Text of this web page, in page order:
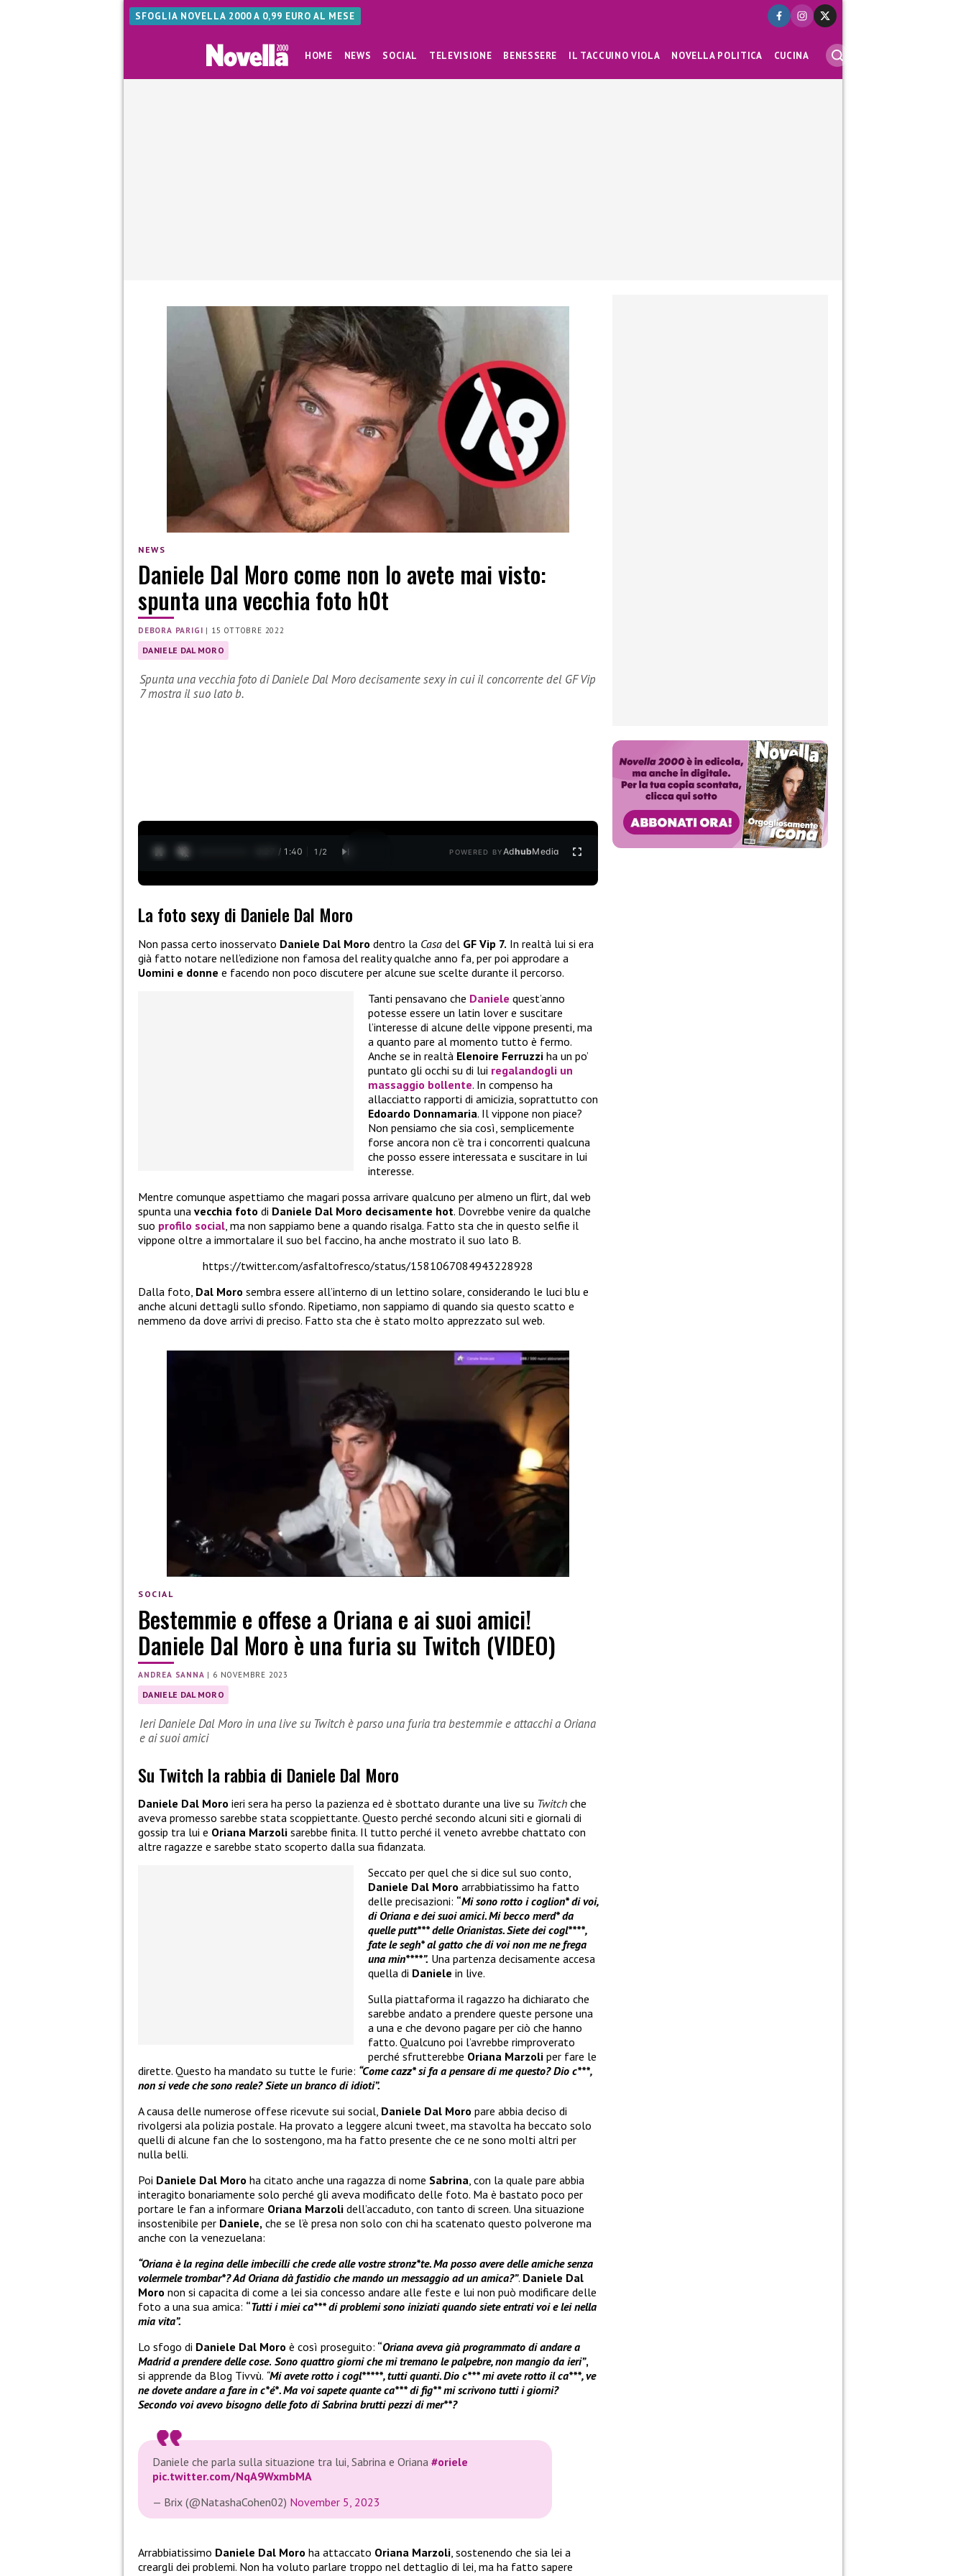
SFOGLIA NOVELLA 2000 A 0,99 EURO AL MESE
HOME NEWS SOCIAL TELEVISIONE BENESSERE IL TACCUINO VIOLA NOVELLA POLITICA CUCINA
NEWS
Daniele Dal Moro come non lo avete mai visto:
spunta una vecchia foto h0t
DEBORA PARIGI | 15 OTTOBRE 2022
DANIELE DAL MORO
Spunta una vecchia foto di Daniele Dal Moro decisamente sexy in cui il concorrente del GF Vip
7 mostra il suo lato b.
0:28 / 1:40 1 /2 POWERED BYAdhubMedia
La foto sexy di Daniele Dal Moro
Non passa certo inosservato Daniele Dal Moro dentro la Casa del GF Vip 7. In realtà lui si era
già fatto notare nell’edizione non famosa del reality qualche anno fa, per poi approdare a
Uomini e donne e facendo non poco discutere per alcune sue scelte durante il percorso.
Tanti pensavano che Daniele quest’anno
potesse essere un latin lover e suscitare
l’interesse di alcune delle vippone presenti, ma
a quanto pare al momento tutto è fermo.
Anche se in realtà Elenoire Ferruzzi ha un po’
puntato gli occhi su di lui regalandogli un
massaggio bollente. In compenso ha
allacciatto rapporti di amicizia, soprattutto con
Edoardo Donnamaria. Il vippone non piace?
Non pensiamo che sia così, semplicemente
forse ancora non c’è tra i concorrenti qualcuna
che posso essere interessata e suscitare in lui
interesse.
Mentre comunque aspettiamo che magari possa arrivare qualcuno per almeno un flirt, dal web
spunta una vecchia foto di Daniele Dal Moro decisamente hot. Dovrebbe venire da qualche
suo profilo social, ma non sappiamo bene a quando risalga. Fatto sta che in questo selfie il
vippone oltre a immortalare il suo bel faccino, ha anche mostrato il suo lato B.
https://twitter.com/asfaltofresco/status/1581067084943228928
Dalla foto, Dal Moro sembra essere all’interno di un lettino solare, considerando le luci blu e
anche alcuni dettagli sullo sfondo. Ripetiamo, non sappiamo di quando sia questo scatto e
nemmeno da dove arrivi di preciso. Fatto sta che è stato molto apprezzato sul web.
SOCIAL
Bestemmie e offese a Oriana e ai suoi amici!
Daniele Dal Moro è una furia su Twitch (VIDEO)
ANDREA SANNA | 6 NOVEMBRE 2023
DANIELE DAL MORO
Ieri Daniele Dal Moro in una live su Twitch è parso una furia tra bestemmie e attacchi a Oriana
e ai suoi amici
Su Twitch la rabbia di Daniele Dal Moro
Daniele Dal Moro ieri sera ha perso la pazienza ed è sbottato durante una live su Twitch che
aveva promesso sarebbe stata scoppiettante. Questo perché secondo alcuni siti e giornali di
gossip tra lui e Oriana Marzoli sarebbe finita. Il tutto perché il veneto avrebbe chattato con
altre ragazze e sarebbe stato scoperto dalla sua fidanzata.
Seccato per quel che si dice sul suo conto,
Daniele Dal Moro arrabbiatissimo ha fatto
delle precisazioni: “Mi sono rotto i coglion* di voi,
di Oriana e dei suoi amici. Mi becco merd* da
quelle putt*** delle Orianistas. Siete dei cogl****,
fate le segh* al gatto che di voi non me ne frega
una min****”. Una partenza decisamente accesa
quella di Daniele in live.
Sulla piattaforma il ragazzo ha dichiarato che
sarebbe andato a prendere queste persone una
a una e che devono pagare per ciò che hanno
fatto. Qualcuno poi l’avrebbe rimproverato
perché sfrutterebbe Oriana Marzoli per fare le
dirette. Questo ha mandato su tutte le furie: “Come cazz* si fa a pensare di me questo? Dio c***,
non si vede che sono reale? Siete un branco di idioti”.
A causa delle numerose offese ricevute sui social, Daniele Dal Moro pare abbia deciso di
rivolgersi ala polizia postale. Ha provato a leggere alcuni tweet, ma stavolta ha beccato solo
quelli di alcune fan che lo sostengono, ma ha fatto presente che ce ne sono molti altri per
nulla belli.
Poi Daniele Dal Moro ha citato anche una ragazza di nome Sabrina, con la quale pare abbia
interagito bonariamente solo perché gli aveva modificato delle foto. Ma è bastato poco per
portare le fan a informare Oriana Marzoli dell’accaduto, con tanto di screen. Una situazione
insostenibile per Daniele, che se l’è presa non solo con chi ha scatenato questo polverone ma
anche con la venezuelana:
“Oriana è la regina delle imbecilli che crede alle vostre stronz*te. Ma posso avere delle amiche senza
volermele trombar*? Ad Oriana dà fastidio che mando un messaggio ad un amica?”. Daniele Dal
Moro non si capacita di come a lei sia concesso andare alle feste e lui non può modificare delle
foto a una sua amica: “Tutti i miei ca*** di problemi sono iniziati quando siete entrati voi e lei nella
mia vita”.
Lo sfogo di Daniele Dal Moro è così proseguito: “Oriana aveva già programmato di andare a
Madrid a prendere delle cose. Sono quattro giorni che mi tremano le palpebre, non mangio da ieri”,
si apprende da Blog Tivvù. “Mi avete rotto i cogl*****, tutti quanti. Dio c*** mi avete rotto il ca***, ve
ne dovete andare a fare in c*é*. Ma voi sapete quante ca*** di fig** mi scrivono tutti i giorni?
Secondo voi avevo bisogno delle foto di Sabrina brutti pezzi di mer**?
Daniele che parla sulla situazione tra lui, Sabrina e Oriana #oriele
pic.twitter.com/NqA9WxmbMA
— Brix (@NatashaCohen02) November 5, 2023
Arrabbiatissimo Daniele Dal Moro ha attaccato Oriana Marzoli, sostenendo che sia lei a
creargli dei problemi. Non ha voluto parlare troppo nel dettaglio di lei, ma ha fatto sapere